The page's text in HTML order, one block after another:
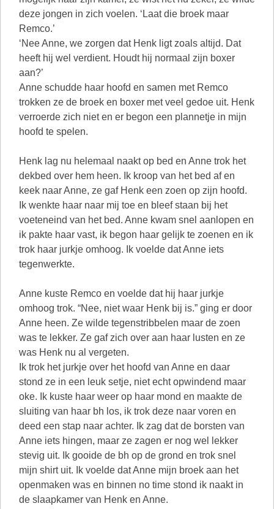
deze jongen in zich voelen. ‘Laat die broek maar
Remco.’
‘Nee Anne, we zorgen dat Henk ligt zoals altijd. Dat
heeft hij wel verdient. Houdt hij normaal zijn boxer
aan?’
Anne schudde haar hoofd en samen met Remco
trokken ze de broek en boxer met veel gedoe uit. Henk
verroerde zich niet en er begon een plannetje in mijn
hoofd te spelen.
Henk lag nu helemaal naakt op bed en Anne trok het
dekbed over hem heen. Ik kroop van het bed af en
keek naar Anne, ze gaf Henk een zoen op zijn hoofd.
Ik wenkte haar naar mij toe en bleef staan bij het
voeteneind van het bed. Anne kwam snel aanlopen en
ik pakte haar vast, ik begon haar gelijk te zoenen en ik
trok haar jurkje omhoog. Ik voelde dat Anne iets
tegenwerkte.
Anne kuste Remco en voelde dat hij haar jurkje
omhoog trok. “Nee, niet waar Henk bij is.” ging er door
Anne heen. Ze wilde tegenstribbelen maar de zoen
was te lekker. Ze gaf zich over aan haar lusten en ze
was Henk nu al vergeten.
Ik trok het jurkje over het hoofd van Anne en daar
stond ze in een leuk setje, niet echt opwindend maar
oke. Ik kuste haar weer op haar mond en maakte de
sluiting van haar bh los, ik trok deze naar voren en
deed een stap naar achter. Ik zag dat de borsten van
Anne iets hingen, maar ze zagen er nog wel lekker
stevig uit. Ik gooide de bh op de grond en trok snel
mijn shirt uit. Ik voelde dat Anne mijn broek aan het
openmaken was en binnen no time stond ik naakt in
de slaapkamer van Henk en Anne.